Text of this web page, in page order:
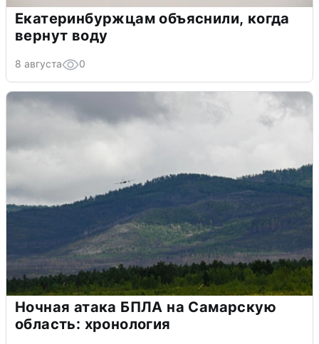
Екатеринбуржцам объяснили, когда
вернут воду
8 августа 0
Ночная атака БПЛА на Самарскую
область: хронология